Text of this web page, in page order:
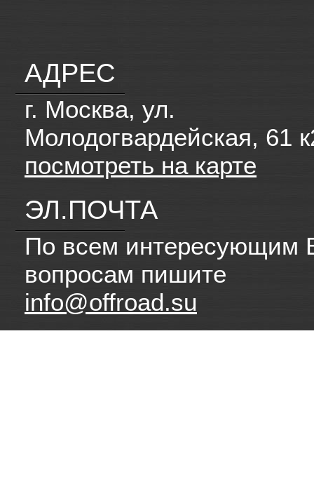
АДРЕС
г. Москва, ул.
Молодогвардейская, 61
посмотреть на карте
ЭЛ.ПОЧТА
По всем интересующим
вопросам пишите
info@offroad.su